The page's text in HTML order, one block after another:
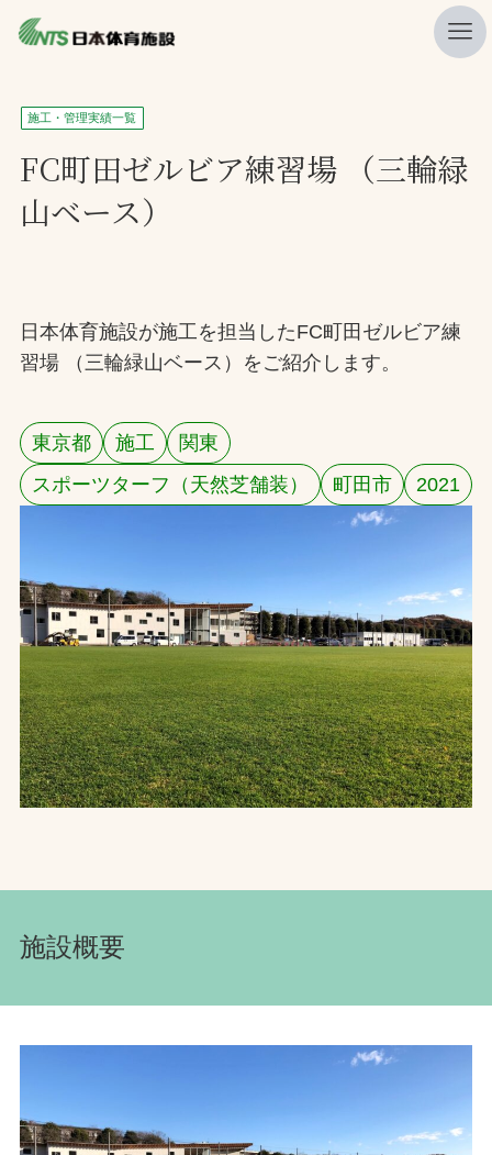
私たちの強み
ニュース
プレスリリース
施工・管理実績一覧
会社概要
採用情報
検索
お取引先の皆様へ
プライバシーポリシー
ソーシャルメディアポリシー
Instagram
FacebookYouTube
施工・管理実績一覧
FC町田ゼルビア練習場 （三輪緑
山ベース）
日本体育施設が施工を担当したFC町田ゼルビア練
習場 （三輪緑山ベース）をご紹介します。
東京都 施工
関東
スポーツターフ（天然芝舗装）
町田市 2021
施設概要